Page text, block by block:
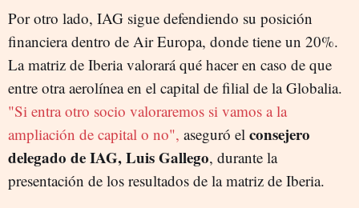
Por otro lado, IAG sigue defendiendo su posición
financiera dentro de Air Europa, donde tiene un 20%.
La matriz de Iberia valorará qué hacer en caso de que
entre otra aerolínea en el capital de filial de la Globalia.
"Si entra otro socio valoraremos si vamos a la
ampliación de capital o no", aseguró el consejero
delegado de IAG, Luis Gallego, durante la
presentación de los resultados de la matriz de Iberia.